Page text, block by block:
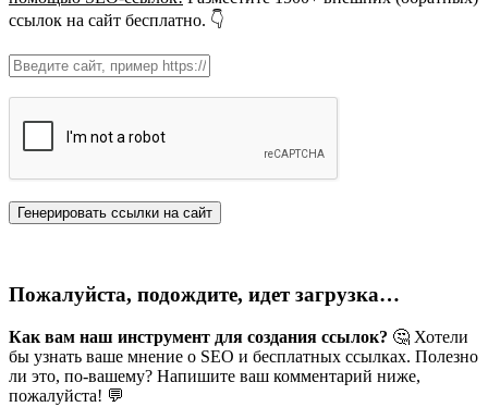
ссылок на сайт бесплатно. 👇
Пожалуйста, подождите, идет загрузка…
Как вам наш инструмент для создания ссылок? 🤔 Хотели
бы узнать ваше мнение о SEO и бесплатных ссылках. Полезно
ли это, по-вашему? Напишите ваш комментарий ниже,
пожалуйста! 💬